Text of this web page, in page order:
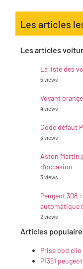
Les articles
Les articles
La liste des
5 views
Voyant
4 views
Code défaut
3 views
Aston Martin
d’occasion
3 views
Peugeot 308
automatique
2 views
Articles
Prise obd clio
P1351